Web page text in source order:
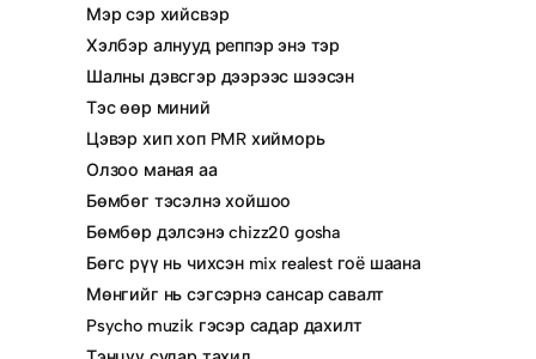
Мэр сэр хийсвэр
Хэлбэр алнууд реппэр энэ тэр
Шалны дэвсгэр дээрээс шээсэн
Тэс өөр миний
Цэвэр хип хоп PMR хийморь
Олзоо маная аа
Бөмбөг тэсэлнэ хойшоо
Бөмбөр дэлсэнэ chizz20 gosha
Бөгс рүү нь чихсэн mix realest гоё шаана
Мөнгийг нь сэгсэрнэ сансар савалт
Psycho muzik гэсэр садар дахилт